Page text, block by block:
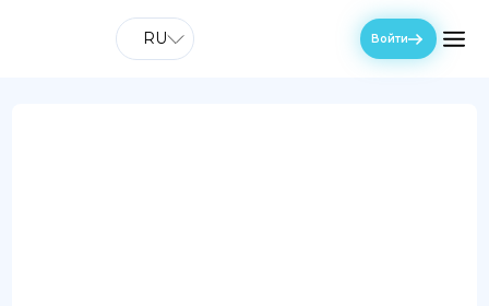
RU Войти